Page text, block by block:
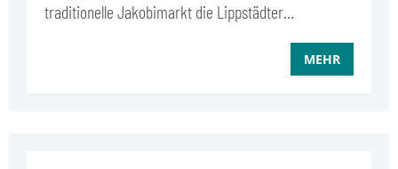
traditionelle Jakobimarkt die Lippstädter…
MEHR